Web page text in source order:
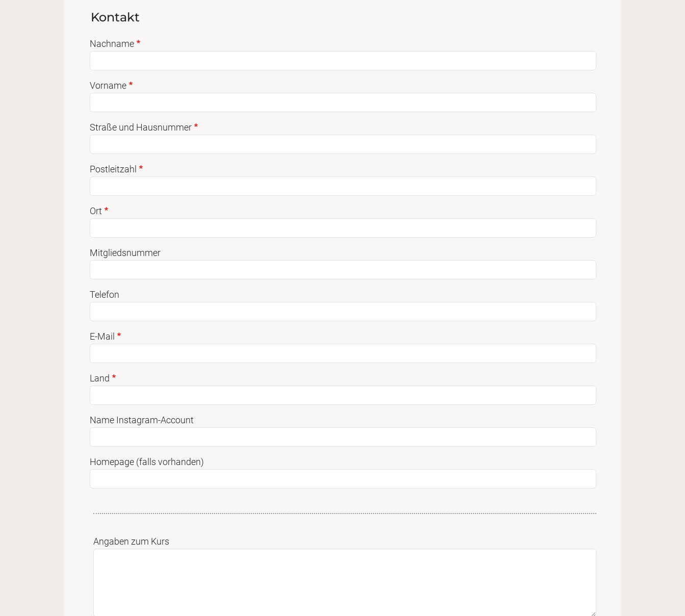
Kontakt
Nachname
Vorname
Straße und Hausnummer
Postleitzahl
Ort
Mitgliedsnummer
Telefon
E-Mail
Land
Name Instagram-Account
Homepage (falls vorhanden)
Angaben zum Kurs